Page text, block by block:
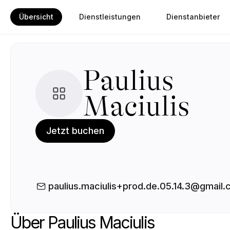
Übersicht Dienstleistungen Dienstanbieter
Paulius
Maciulis
Jetzt buchen
Über Paulius Maciulis